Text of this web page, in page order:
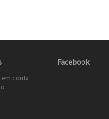
conta
Facebook